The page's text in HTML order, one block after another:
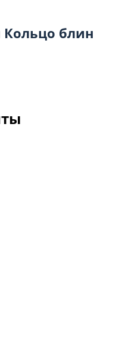
Кольцо блин